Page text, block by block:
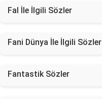
Fal İle İlgili Sözler
Fani Dünya İle İlgili Sözler
Fantastik Sözler